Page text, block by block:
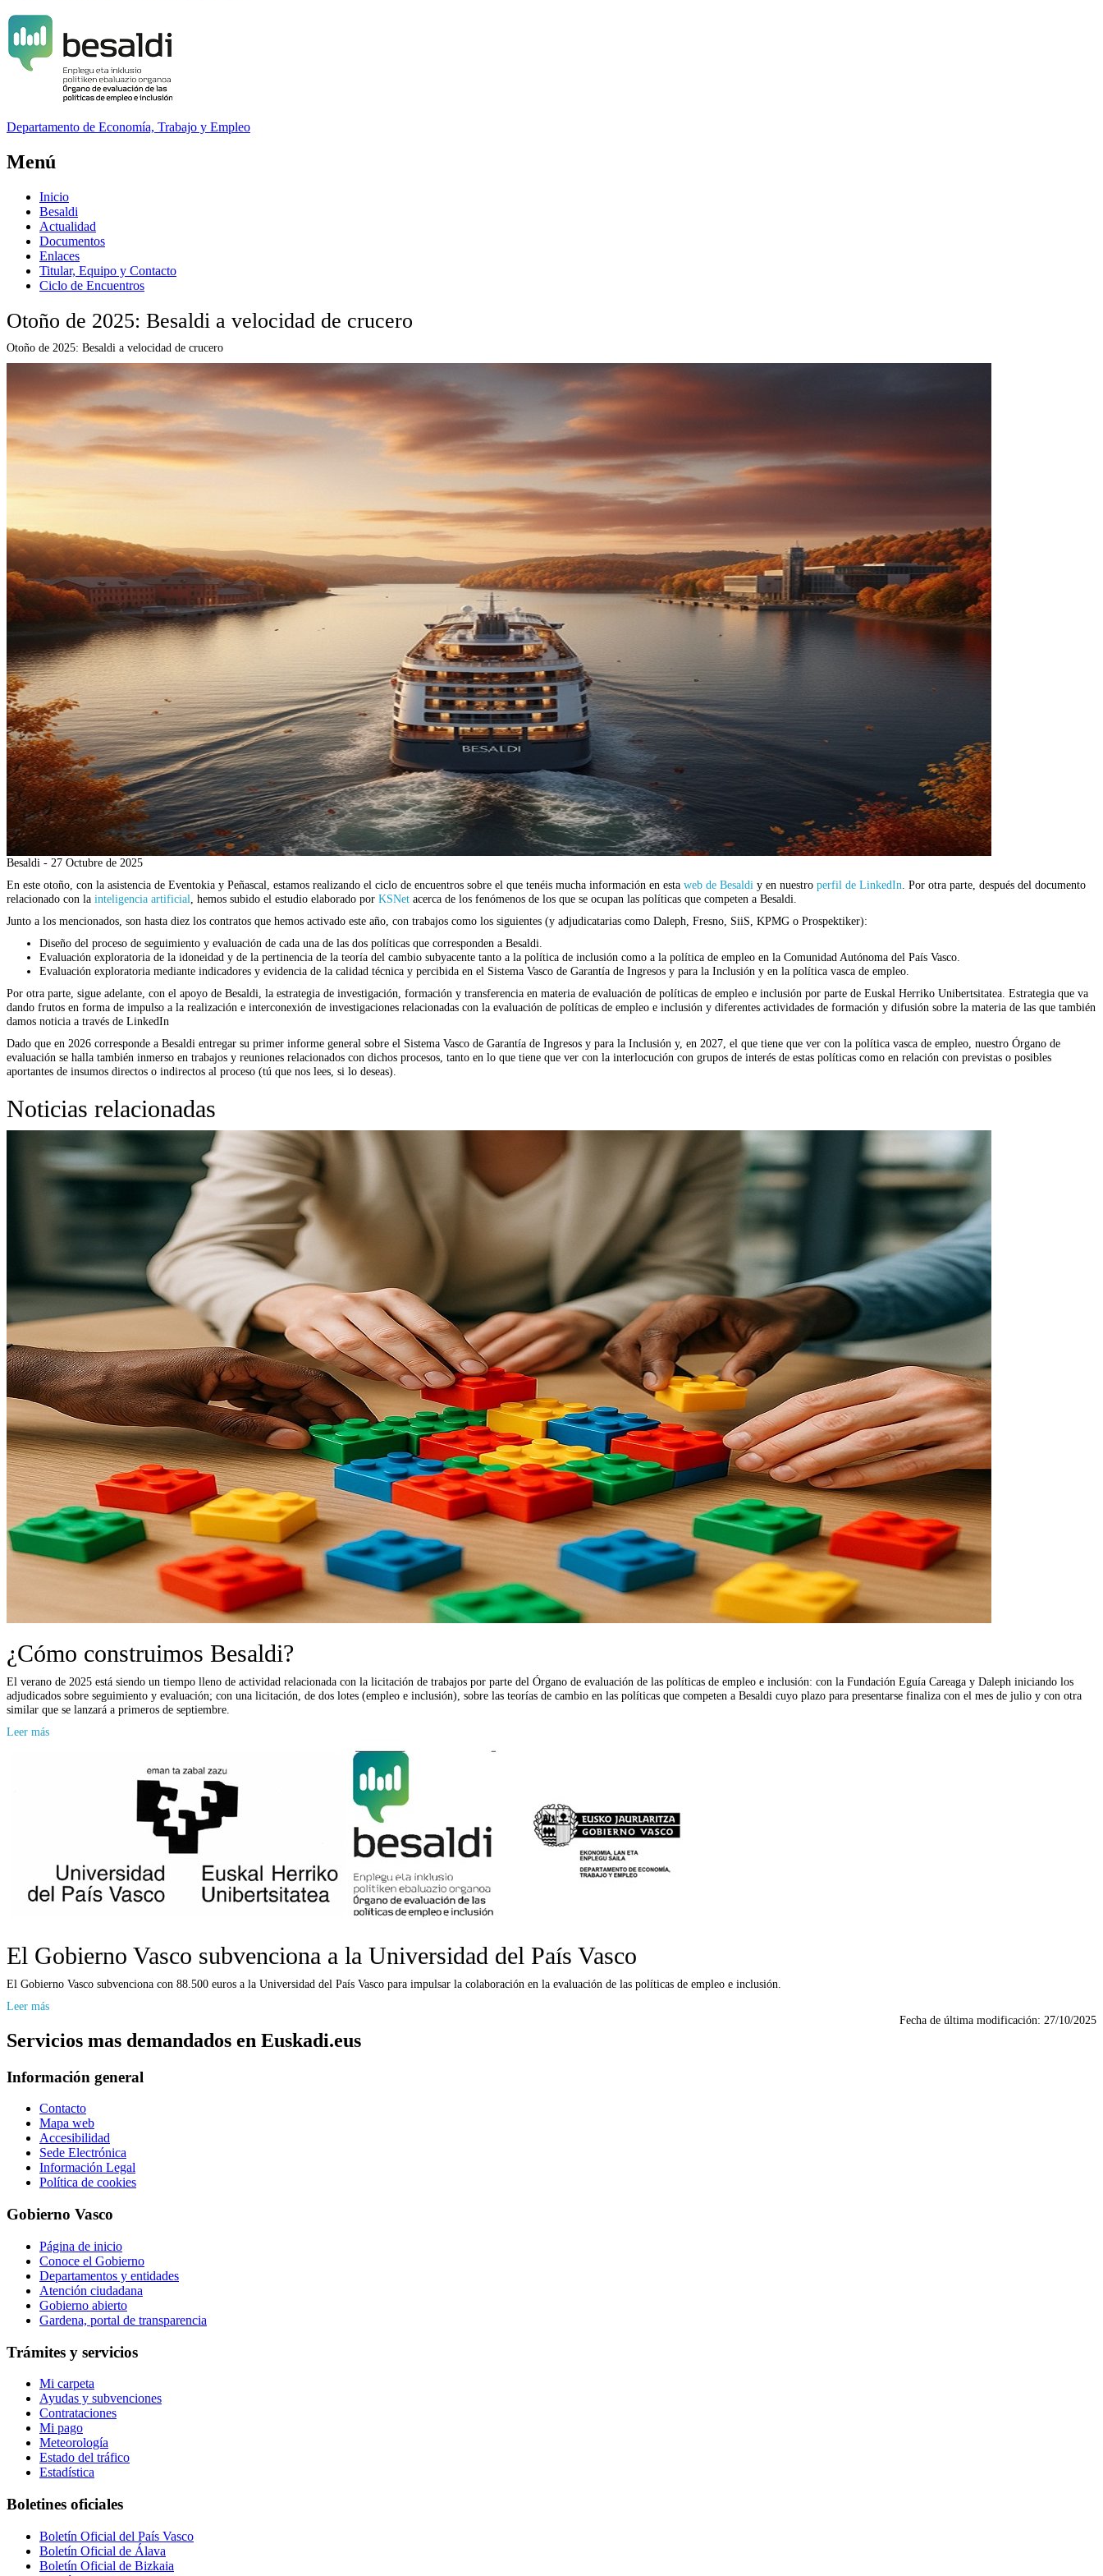
Departamento de Economía, Trabajo y Empleo
Menú
Inicio
Besaldi
Actualidad
Documentos
Enlaces
Titular, Equipo y Contacto
Ciclo de Encuentros
Otoño de 2025: Besaldi a velocidad de crucero
Otoño de 2025: Besaldi a velocidad de crucero
Besaldi - 27 Octubre de 2025
En este otoño, con la asistencia de Eventokia y Peñascal, estamos realizando el ciclo de encuentros sobre el que tenéis mucha información en esta web de Besaldi y en nuestro perfil de LinkedIn . Por otra parte, después del documento
relacionado con la inteligencia artificial , hemos subido el estudio elaborado por KSNet acerca de los fenómenos de los que se ocupan las políticas que competen a Besaldi.
Junto a los mencionados, son hasta diez los contratos que hemos activado este año, con trabajos como los siguientes (y adjudicatarias como Daleph, Fresno, SiiS, KPMG o Prospektiker):
Diseño del proceso de seguimiento y evaluación de cada una de las dos políticas que corresponden a Besaldi.
Evaluación exploratoria de la idoneidad y de la pertinencia de la teoría del cambio subyacente tanto a la política de inclusión como a la política de empleo en la Comunidad Autónoma del País Vasco.
Evaluación exploratoria mediante indicadores y evidencia de la calidad técnica y percibida en el Sistema Vasco de Garantía de Ingresos y para la Inclusión y en la política vasca de empleo.
Por otra parte, sigue adelante, con el apoyo de Besaldi, la estrategia de investigación, formación y transferencia en materia de evaluación de políticas de empleo e inclusión por parte de Euskal Herriko Unibertsitatea. Estrategia que va
dando frutos en forma de impulso a la realización e interconexión de investigaciones relacionadas con la evaluación de políticas de empleo e inclusión y diferentes actividades de formación y difusión sobre la materia de las que también
damos noticia a través de LinkedIn
Dado que en 2026 corresponde a Besaldi entregar su primer informe general sobre el Sistema Vasco de Garantía de Ingresos y para la Inclusión y, en 2027, el que tiene que ver con la política vasca de empleo, nuestro Órgano de
evaluación se halla también inmerso en trabajos y reuniones relacionados con dichos procesos, tanto en lo que tiene que ver con la interlocución con grupos de interés de estas políticas como en relación con previstas o posibles
aportantes de insumos directos o indirectos al proceso (tú que nos lees, si lo deseas).
Noticias relacionadas
¿Cómo construimos Besaldi?
El verano de 2025 está siendo un tiempo lleno de actividad relacionada con la licitación de trabajos por parte del Órgano de evaluación de las políticas de empleo e inclusión: con la Fundación Eguía Careaga y Daleph iniciando los
adjudicados sobre seguimiento y evaluación; con una licitación, de dos lotes (empleo e inclusión), sobre las teorías de cambio en las políticas que competen a Besaldi cuyo plazo para presentarse finaliza con el mes de julio y con otra
similar que se lanzará a primeros de septiembre.
Leer más
El Gobierno Vasco subvenciona a la Universidad del País Vasco
El Gobierno Vasco subvenciona con 88.500 euros a la Universidad del País Vasco para impulsar la colaboración en la evaluación de las políticas de empleo e inclusión.
Leer más
Fecha de última modificación: 27/10/2025
Servicios mas demandados en Euskadi.eus
Información general
Contacto
Mapa web
Accesibilidad
Sede Electrónica
Información Legal
Política de cookies
Gobierno Vasco
Página de inicio
Conoce el Gobierno
Departamentos y entidades
Atención ciudadana
Gobierno abierto
Gardena, portal de transparencia
Trámites y servicios
Mi carpeta
Ayudas y subvenciones
Contrataciones
Mi pago
Meteorología
Estado del tráfico
Estadística
Boletines oficiales
Boletín Oficial del País Vasco
Boletín Oficial de Álava
Boletín Oficial de Bizkaia